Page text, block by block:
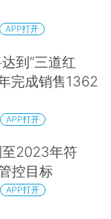
APP打开
到“三道红
完成销售1362
APP打开
2023年符
控目标
APP打开